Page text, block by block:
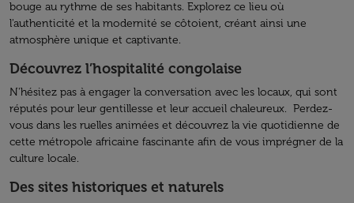
bouge au rythme de ses habitants. Explorez ce lieu où
l'authenticité et la modernité se côtoient, créant ainsi une
atmosphère unique et captivante.
Découvrez l’hospitalité congolaise
N'hésitez pas à engager la conversation avec les locaux, qui sont
réputés pour leur gentillesse et leur accueil chaleureux. Perdez-
vous dans les ruelles animées et découvrez la vie quotidienne de
cette métropole africaine fascinante afin de vous imprégner de la
culture locale.
Des sites historiques et naturels